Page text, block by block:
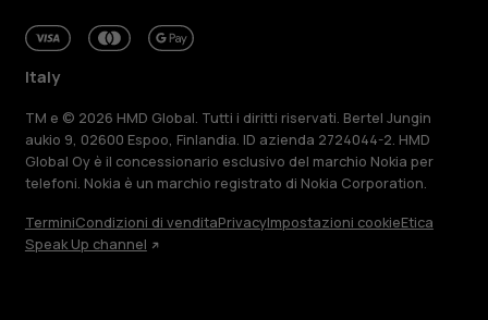
Italy
TM e © 2026 HMD Global. Tutti i diritti riservati. Bertel Jungin
aukio 9, 02600 Espoo, Finlandia. ID azienda 2724044-2. HMD
Global Oy è il concessionario esclusivo del marchio Nokia per
telefoni. Nokia è un marchio registrato di Nokia Corporation.
TerminiCondizioni di venditaPrivacyImpostazioni cookieEtica
Speak Up channel